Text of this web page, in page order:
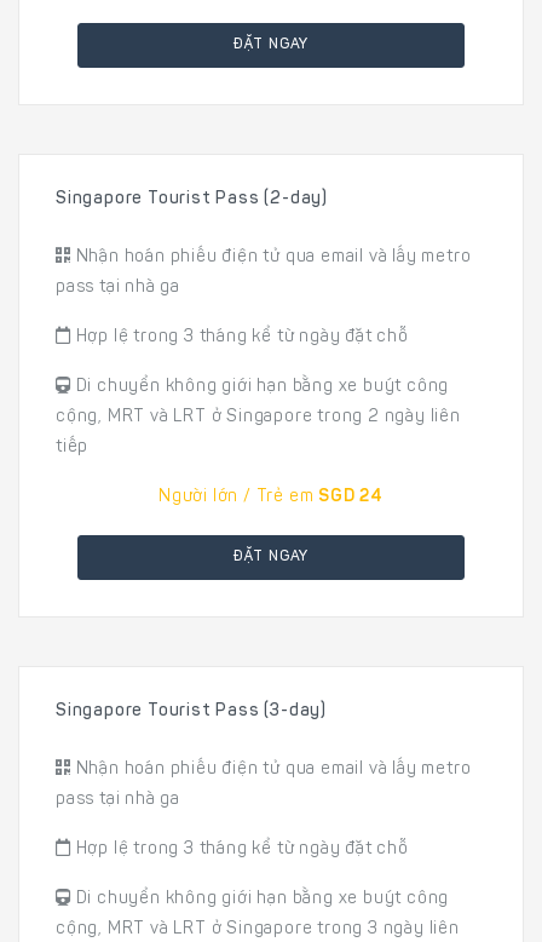
ĐẶT NGAY
Singapore Tourist Pass (2-day)
Nhận hoán phiếu điện tử qua email và lấy metro
pass tại nhà ga
Hợp lệ trong 3 tháng kể từ ngày đặt chỗ
Di chuyển không giới hạn bằng xe buýt công
cộng, MRT và LRT ở Singapore trong 2 ngày liên
tiếp
Người lớn / Trẻ em SGD 24
ĐẶT NGAY
Singapore Tourist Pass (3-day)
Nhận hoán phiếu điện tử qua email và lấy metro
pass tại nhà ga
Hợp lệ trong 3 tháng kể từ ngày đặt chỗ
Di chuyển không giới hạn bằng xe buýt công
cộng, MRT và LRT ở Singapore trong 3 ngày liên